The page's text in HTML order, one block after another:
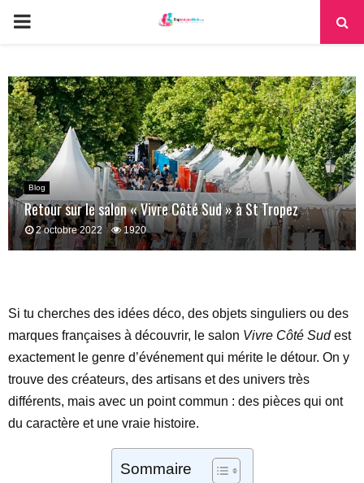
PRIMARY
Blog
Retour sur le salon « Vivre Côté Sud » à St Tropez
2 octobre 2022 1920
Si tu cherches des idées déco, des objets singuliers ou des
marques françaises à découvrir, le salon Vivre Côté Sudest
exactement le genre d’événement qui mérite le détour. On y
trouve des créateurs, des artisans et des univers très
différents, mais avec un point commun : des pièces qui ont
du caractère et une vraie histoire.
Sommaire